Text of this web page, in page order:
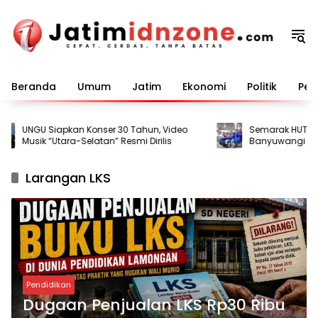
konten
Beranda Umum Jatim Ekonomi Politik
UNGU Siapkan Konser 30 Tahun, Video
Musik “Utara-Selatan” Resmi Dirilis
Semarak HUT ke-
Banyuwangi
bagi Warga
Larangan LKS
Pendidikan
Dugaan Penjualan LKS Rp30 Ribu